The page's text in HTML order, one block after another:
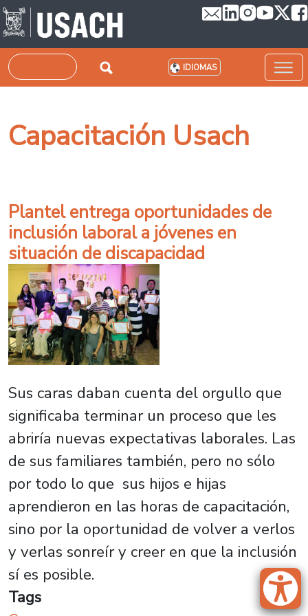
Pasar al contenido principal
Buscar IDIOMAS
Capacitación Usach
Plantel entrega oportunidades de
inclusión laboral a jóvenes en
situación de discapacidad
Sus caras daban cuenta del orgullo que
significaba terminar un proceso que les
abriría nuevas expectativas laborales. Las
de sus familiares también, pero no sólo
por todo lo que sus hijos e hijas
aprendieron en las horas de capacitación,
sino por la oportunidad de volver a verlos
y verlas sonreír y creer en que la inclusión
sí es posible.
Tags